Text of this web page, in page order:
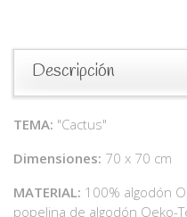
Descripción
TEMA: "Cactus"
Dimensiones: 70 x 70 cm
MATERIAL: 100% algodón
popelina de algodón Oeko-